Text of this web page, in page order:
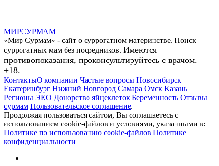
МИРСУРМАМ
«Мир Сурмам» - сайт о суррогатном материнстве. Поиск
суррогатных мам без посредников. Имеются
противопоказания, проконсультируйтесь с врачом.
+18.
КонтактыО компании Частые вопросы Новосибирск
Екатеринбург Нижний Новгород Самара Омск Казань
Регионы ЭКО Донорство яйцеклеток Беременность Отзывы
сурмам Пользовательское соглашение.
Продолжая пользоваться сайтом, Вы соглашаетесь с
использованием cookie-файлов и условиями, указанными в:
Политике по использованию cookie-файлов Политике
конфиденциальности